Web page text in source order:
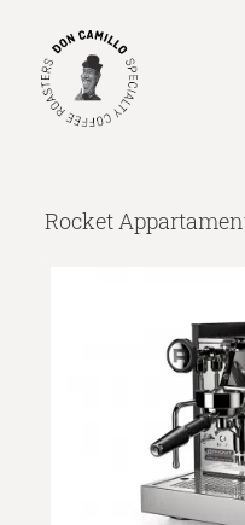
ROCKET
Home / Online Shop
Kaffeemaschinen - Espresso
Rocket